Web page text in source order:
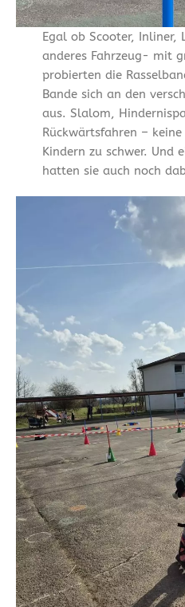
Egal ob Scooter, Inliner,
anderes Fahrzeug- mit
probierten die
Bande sich an den
aus. Slalom,
Rückwärtsfahren –
Kindern zu schwer. Und
hatten sie auch noch